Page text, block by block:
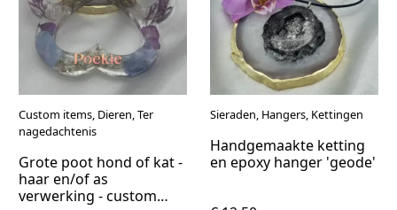
Custom items, Dieren, Ter
nagedachtenis
Grote poot hond of kat -
haar en/of as
verwerking - custom
Sieraden, Hangers, Kettingen
Handgemaakte ketting
en epoxy hanger 'geode'